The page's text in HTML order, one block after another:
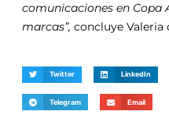
comunicaciones en Copa
marcas”, concluye Valeria
Twitter LinkedIn
Telegram Email